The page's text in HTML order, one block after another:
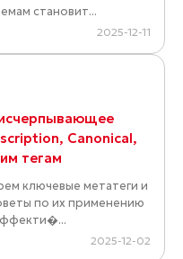
становит...
2025-12-11
Canonical,
тегам
ключевые метатеги и
по их применению
2025-12-02